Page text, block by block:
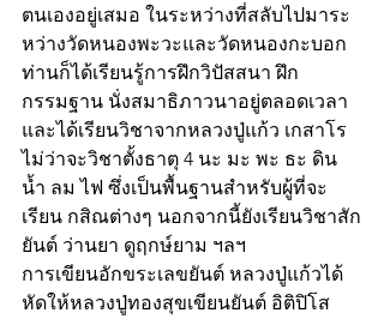
ตนเองอยู่เสมอ ในระหว่างที่สลับไปมาระ
หว่างวัดหนองพะวะและวัดหนองกะบอก
ท่านก็ได้เรียนรู้การฝึกวิปัสสนา ฝึก
กรรมฐาน นั่งสมาธิภาวนาอยู่ตลอดเวลา
และได้เรียนวิชาจากหลวงปู่แก้ว เกสาโร
ไม่ว่าจะวิชาตั้งธาตุ 4 นะ มะ พะ ธะ ดิน
น้ำ ลม ไฟ ซึ่งเป็นพื้นฐานสำหรับผู้ที่จะ
เรียน กสิณต่างๆ นอกจากนี้ยังเรียนวิชาสัก
ยันต์ ว่านยา ดูฤกษ์ยาม ฯลฯ
การเขียนอักขระเลขยันต์ หลวงปู่แก้วได้
หัดให้หลวงปู่ทองสุขเขียนยันต์ อิติปิโส